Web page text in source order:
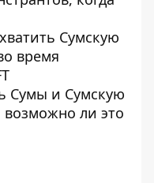
Сумскую
время
Сумы и Сумскую
возможно ли это